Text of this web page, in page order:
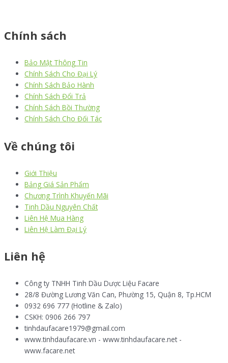
Chính sách
Bảo Mật Thông Tin
Chính Sách Cho Đại Lý
Chính Sách Bảo Hành
Chính Sách Đổi Trả
Chính Sách Bồi Thường
Chính Sách Cho Đối Tác
Về chúng tôi
Giới Thiệu
Bảng Giá Sản Phẩm
Chương Trình Khuyến Mãi
Tinh Dầu Nguyên Chất
Liên Hệ Mua Hàng
Liên Hệ Làm Đại Lý
Liên hệ
Công ty TNHH Tinh Dầu Dược Liệu Facare
28/8 Đường Lương Văn Can, Phường 15, Quận 8, Tp.HCM
0932 696 777 (Hotline & Zalo)
CSKH: 0906 266 797
tinhdaufacare1979@gmail.com
www.tinhdaufacare.vn - www.tinhdaufacare.net -
www.facare.net